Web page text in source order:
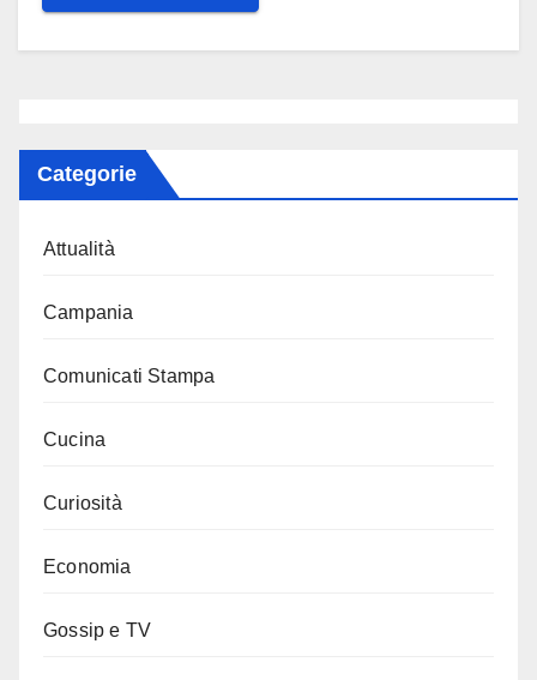
Categorie
Attualità
Campania
Comunicati Stampa
Cucina
Curiosità
Economia
Gossip e TV